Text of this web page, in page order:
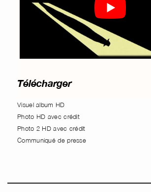
Télécharger
Visuel album HD
Photo HD avec crédit
Photo 2 HD avec crédit
Communiqué de presse